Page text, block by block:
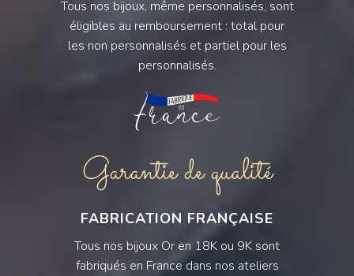
Tous nos bijoux, même personnalisés, sont
éligibles au remboursement : total pour
les non personnalisés et partiel pour les
personnalisés.
Garantie de qualité
FABRICATION FRANÇAISE
Tous nos bijoux Or en 18K ou 9K sont
fabriqués en France dans nos ateliers